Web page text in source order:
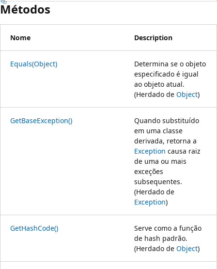
Métodos
Nome Description
Equals(Object)
Determina se o objeto
especificado é igual
ao objeto atual.
(Herdado de Object)
GetBaseException()
Quando substituído
em uma classe
derivada, retorna a
Exception causa raiz
de uma ou mais
exceções
subsequentes.
(Herdado de
Exception)
GetHashCode()
Serve como a função
de hash padrão.
(Herdado de Object)